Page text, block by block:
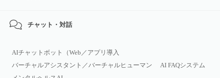
チャット・対話
AIチャットボット（Web／アプリ導入
バーチャルアシスタント／バーチャルヒューマン
AI FAQシステム